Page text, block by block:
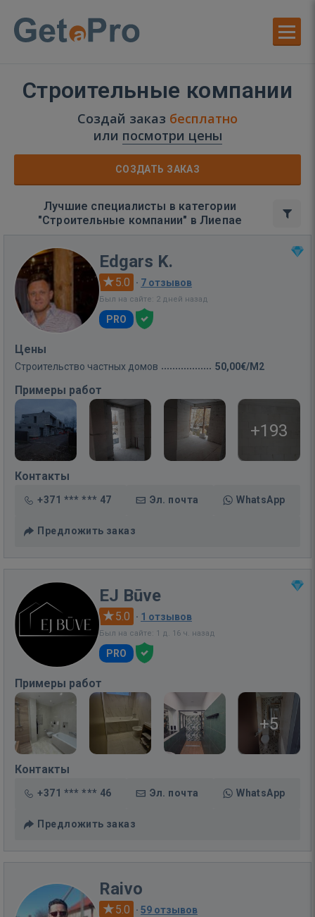
Строительные компании
Создай заказ бесплатно
или посмотри цены
СОЗДАТЬ ЗАКАЗ
Лучшие специалисты в категории
"Строительные компании" в Лиепае
Edgars K.
5.0 · 7 отзывов
Был на сайте: 2 дней назад
PRO
Цены
Строительство частных домов 50,00€/M2
Примеры работ
+193
Контакты
+371 *** *** 47 Эл. почта WhatsApp
Предложить заказ
EJ Būve
5.0 · 1 отзывов
Был на сайте: 1 д. 16 ч. назад
PRO
Примеры работ
+5
Контакты
+371 *** *** 46 Эл. почта WhatsApp
Предложить заказ
Raivo
5.0 · 59 отзывов